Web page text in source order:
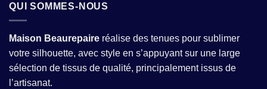
QUI SOMMES-NOUS
Maison Beaurepaire réalise des tenues pour sublimer
votre silhouette, avec style en s’appuyant sur une large
sélection de tissus de qualité, principalement issus de
l’artisanat.